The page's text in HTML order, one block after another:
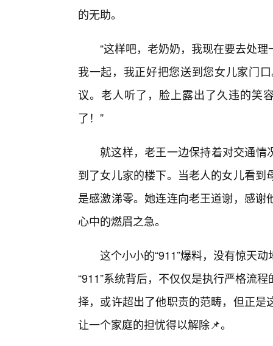
的无助。
“这样吧，老奶奶，我现在要去处
我一起，我正好把您送到您女儿家门
议。老人听了，脸上露出了久违的笑
了！”
就这样，老王一边保持着对交通
到了女儿家的楼下。当老人的女儿看
是感激涕零。她连连向老王道谢，感
心中的燃眉之急。
这个小小的“911”爆料，没有惊天
“911”系统背后，不仅仅是执行严格流
择，或许超出了他职责的范畴，但正
让一个家庭的担忧得以解除📌。